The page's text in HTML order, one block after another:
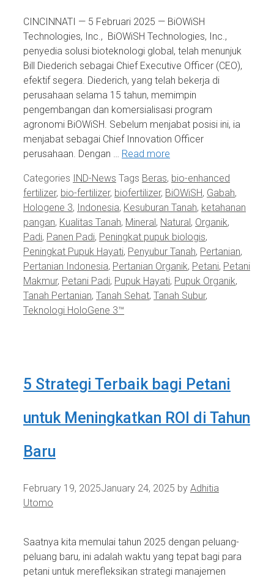
CINCINNATI — 5 Februari 2025 — BiOWiSH
Technologies, Inc., BiOWiSH Technologies, Inc.,
penyedia solusi bioteknologi global, telah menunjuk
Bill Diederich sebagai Chief Executive Officer (CEO),
efektif segera. Diederich, yang telah bekerja di
perusahaan selama 15 tahun, memimpin
pengembangan dan komersialisasi program
agronomi BiOWiSH. Sebelum menjabat posisi ini, ia
menjabat sebagai Chief Innovation Officer
perusahaan. Dengan … Read more
Categories IND-News Tags Beras, bio-enhanced
fertilizer, bio-fertilizer, biofertilizer, BiOWiSH, Gabah,
Hologene 3, Indonesia, Kesuburan Tanah, ketahanan
pangan, Kualitas Tanah, Mineral, Natural, Organik,
Padi, Panen Padi, Peningkat pupuk biologis,
Peningkat Pupuk Hayati, Penyubur Tanah, Pertanian,
Pertanian Indonesia, Pertanian Organik, Petani, Petani
Makmur, Petani Padi, Pupuk Hayati, Pupuk Organik,
Tanah Pertanian, Tanah Sehat, Tanah Subur,
Teknologi HoloGene 3™
5 Strategi Terbaik bagi Petani
untuk Meningkatkan ROI di Tahun
Baru
February 19, 2025January 24, 2025 by Adhitia
Utomo
Saatnya kita memulai tahun 2025 dengan peluang-
peluang baru, ini adalah waktu yang tepat bagi para
petani untuk merefleksikan strategi manajemen